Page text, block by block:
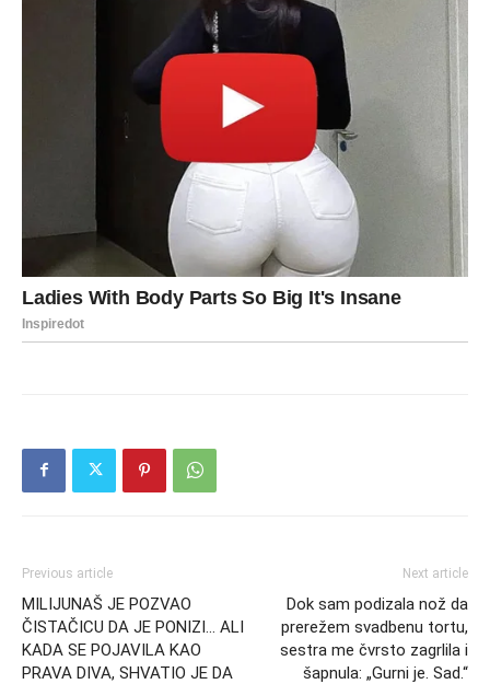
Previous article
MILIJUNAŠ JE POZVAO
ČISTAČICU DA JE PONIZI… ALI
KADA SE POJAVILA KAO
PRAVA DIVA, SHVATIO JE DA
Next article
Dok sam podizala nož da
prerežem svadbenu tortu,
sestra me čvrsto zagrlila i
šapnula: „Gurni je. Sad.“